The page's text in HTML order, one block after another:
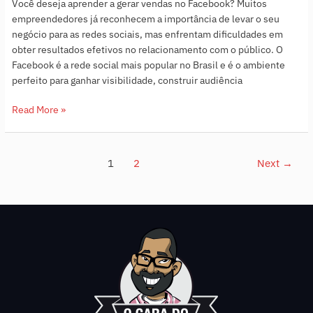
Você deseja aprender a gerar vendas no Facebook? Muitos
empreendedores já reconhecem a importância de levar o seu
negócio para as redes sociais, mas enfrentam dificuldades em
obter resultados efetivos no relacionamento com o público. O
Facebook é a rede social mais popular no Brasil e é o ambiente
perfeito para ganhar visibilidade, construir audiência
Read More »
1 2 Next →